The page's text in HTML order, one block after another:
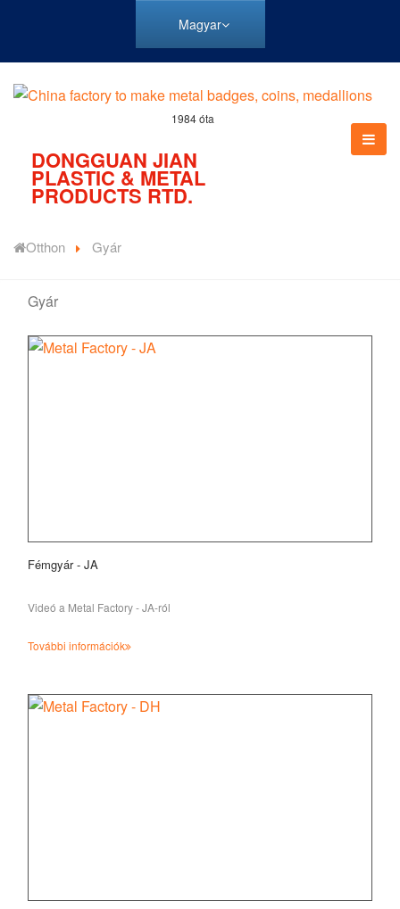
Magyar
1984 óta
DONGGUAN JIAN
PLASTIC & METAL
PRODUCTS RTD.
Otthon Gyár
Gyár
Fémgyár - JA
Videó a Metal Factory - JA-ról
További információk